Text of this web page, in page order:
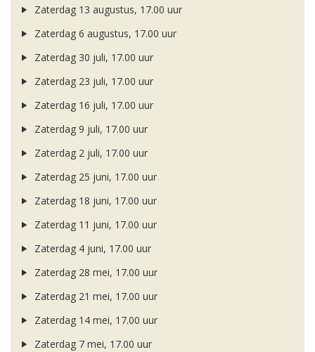
Zaterdag 13 augustus, 17.00 uur
Zaterdag 6 augustus, 17.00 uur
Zaterdag 30 juli, 17.00 uur
Zaterdag 23 juli, 17.00 uur
Zaterdag 16 juli, 17.00 uur
Zaterdag 9 juli, 17.00 uur
Zaterdag 2 juli, 17.00 uur
Zaterdag 25 juni, 17.00 uur
Zaterdag 18 juni, 17.00 uur
Zaterdag 11 juni, 17.00 uur
Zaterdag 4 juni, 17.00 uur
Zaterdag 28 mei, 17.00 uur
Zaterdag 21 mei, 17.00 uur
Zaterdag 14 mei, 17.00 uur
Zaterdag 7 mei, 17.00 uur